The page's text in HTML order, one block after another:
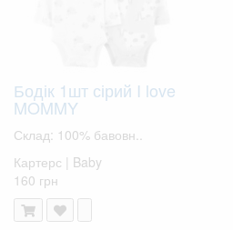
Бодік 1шт сірий I love
MOMMY
Склад: 100% бавовн..
Картерс | Baby
160 грн